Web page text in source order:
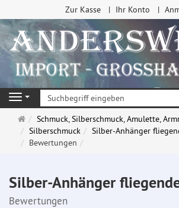
Zur Kasse Ihr Konto
Navigation
Startseite
Schmuck, Silberschmuck, Amulette,
Silberschmuck
Silber-Anhänger
Bewertungen
Silber-Anhänger
Bewertungen